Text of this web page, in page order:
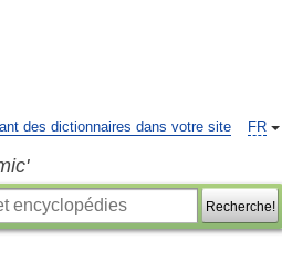
FR
des dictionnaires dans votre site
Recherche!